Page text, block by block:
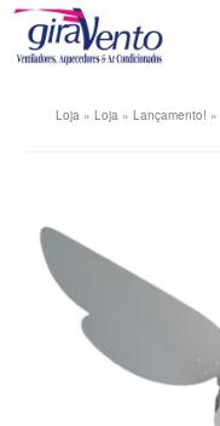
Loja » Loja » Lançamento! »